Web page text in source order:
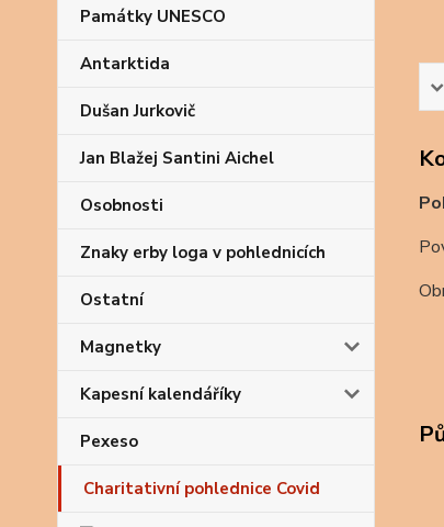
Památky UNESCO
Antarktida
Dušan Jurkovič
Jan Blažej Santini Aichel
Osobnosti
Znaky erby loga v pohlednicích
Ostatní
Magnetky
Kapesní kalendáříky
Pexeso
Charitativní pohlednice Covid